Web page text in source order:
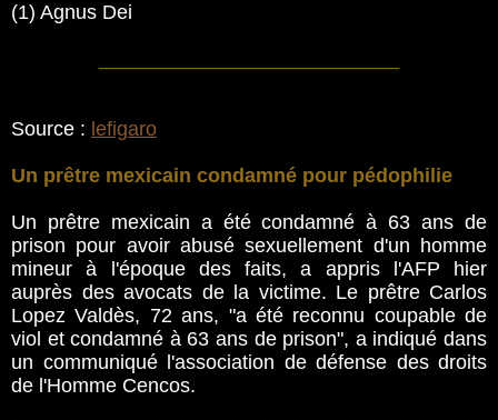
(1) Agnus Dei
Source : lefigaro
Un prêtre mexicain condamné pour pédophilie
Un prêtre mexicain a été condamné à 63 ans de
prison pour avoir abusé sexuellement d'un homme
mineur à l'époque des faits, a appris l'AFP hier
auprès des avocats de la victime. Le prêtre Carlos
Lopez Valdès, 72 ans, "a été reconnu coupable de
viol et condamné à 63 ans de prison", a indiqué dans
un communiqué l'association de défense des droits
de l'Homme Cencos.